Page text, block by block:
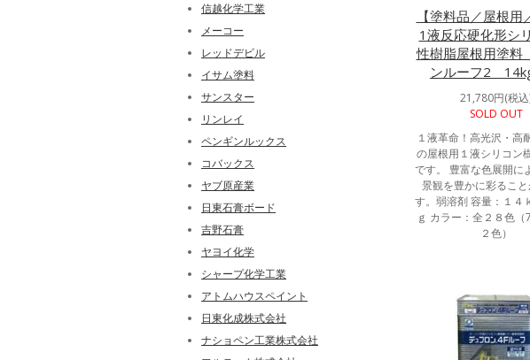
【塗料品／屋根用
1液反応硬化形シ
性樹脂屋根用塗
ンルーフ2
21,780円(税
SOLD OUT
１液革命！高光沢・高
の屋根用１液シリコン
です。 豊富な色展開に
景観を豊かに彩ること
す。弱溶剤 容量：１４
ｇ カラー：全２８色（
２色）
信越化学工業
メーコー
レッドデビル
イサム塗料
サンスター
リンレイ
ペンギンルックス
コバックス
ヤブ原産業
日東石膏ボード
吉野石膏
ヤヨイ化学
シャープ化学工業
アトムハウスペイント
日東化成株式会社
ナショペン工業株式会社